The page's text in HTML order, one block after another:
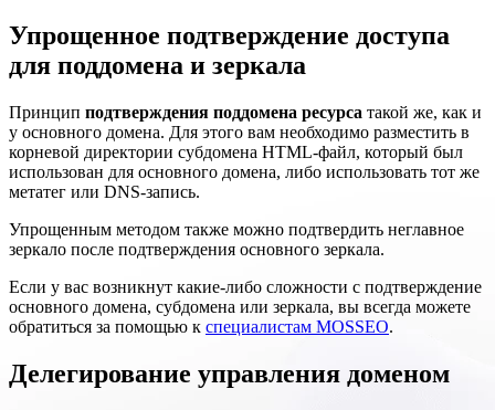
Упрощенное подтверждение доступа
для поддомена и зеркала
Принцип подтверждения поддомена ресурса такой же, как и
у основного домена. Для этого вам необходимо разместить в
корневой директории субдомена HTML-файл, который был
использован для основного домена, либо использовать тот же
метатег или DNS-запись.
Упрощенным методом также можно подтвердить неглавное
зеркало после подтверждения основного зеркала.
Если у вас возникнут какие-либо сложности с подтверждение
основного домена, субдомена или зеркала, вы всегда можете
обратиться за помощью к специалистам MOSSEO.
Делегирование управления доменом